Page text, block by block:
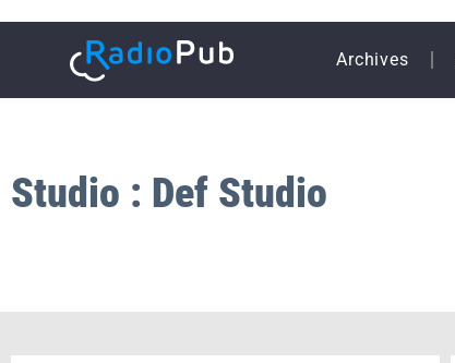
Archives
Studio : Def Studio